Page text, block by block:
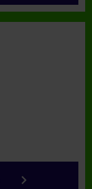
keyboard_arrow_right